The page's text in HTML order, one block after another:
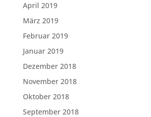
April 2019
März 2019
Februar 2019
Januar 2019
Dezember 2018
November 2018
Oktober 2018
September 2018